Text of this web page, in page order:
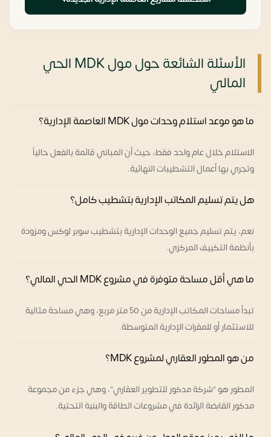
الأسئلة الشائعة حول مول MDK الحي
المالي
ما هو موعد استلام وحدات مول MDK العاصمة الإدارية؟
الاستلام خلال عام واحد فقط، حيث أن المباني قائمة بالفعل حالياً
وتجري بها أعمال التشطيبات النهائية.
هل يتم تسليم المكاتب الإدارية بتشطيب كامل؟
نعم، يتم تسليم جميع الوحدات الإدارية بتشطيب سوبر لوكس ومزودة
بأنظمة التكييف المركزي.
ما هي أقل مساحة متوفرة في مشروع MDK الحي المالي؟
تبدأ مساحات المكاتب الإدارية من 50 متر مربع، وهي مساحة مثالية
للاستثمار أو للمقرات الإدارية المتوسطة.
من هو المطور العقاري لمشروع MDK؟
المطور هو "شركة مدكور للتطوير العقاري"، وهي جزء من مجموعة
مدكور القابضة الرائدة في مشروعات الطاقة والبنية التحتية.